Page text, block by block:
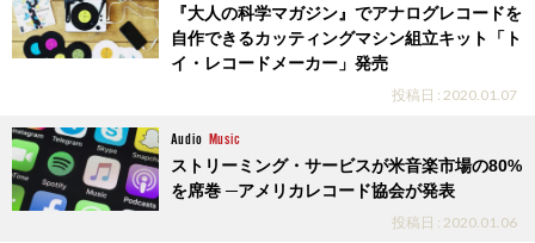
『大人の科学マガジン』でアナログレコードを
自作できるカッティングマシン組立キット「ト
イ・レコードメーカー」発売
投稿日 : 2020.01.07
Audio Music
ストリーミング・サービスが米音楽市場の80%
を席巻 ─アメリカレコード協会が発表
投稿日 : 2020.01.06